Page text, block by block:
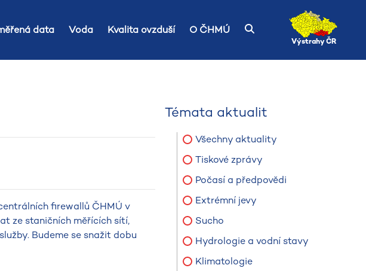
data Voda Kvalita ovzduší O ČHMÚ
Výstrahy ČR
firewallů ČHMÚ v
ze staničních měřících sítí,
Budeme se snažit dobu
Témata aktualit
Všechny aktuality
Tiskové zprávy
Počasí a předpovědi
Extrémní jevy
Sucho
Hydrologie a vodní stavy
Klimatologie